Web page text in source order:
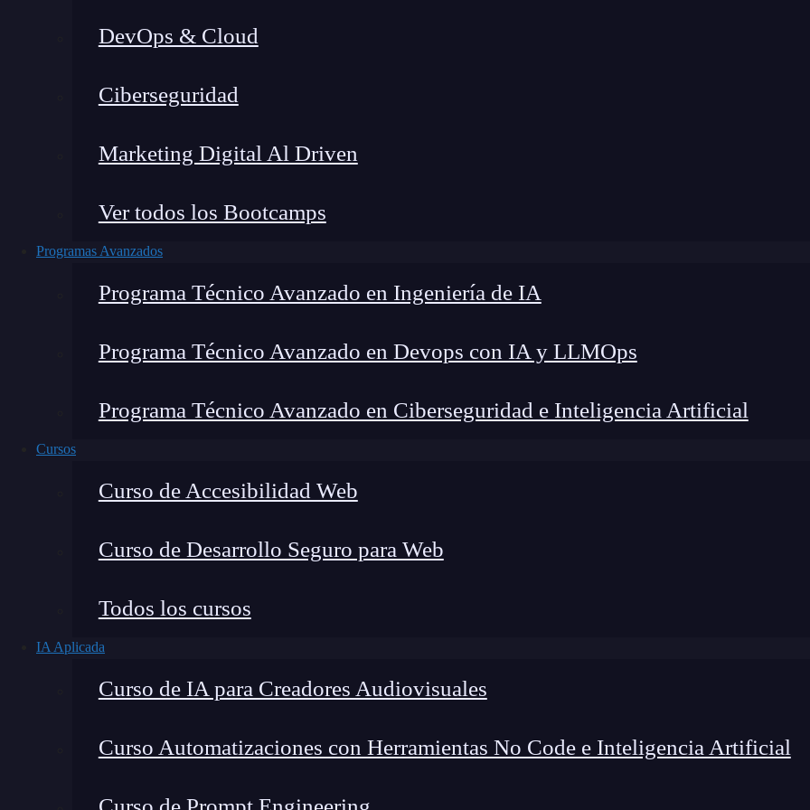
DevOps & Cloud
Ciberseguridad
Marketing Digital Al Driven
Ver todos los Bootcamps
Programas Avanzados
Programa Técnico Avanzado en Ingeniería de IA
Programa Técnico Avanzado en Devops con IA y LLMOps
Programa Técnico Avanzado en Ciberseguridad e Inteligencia Artificial
Cursos
Curso de Accesibilidad Web
Curso de Desarrollo Seguro para Web
Todos los cursos
IA Aplicada
Curso de IA para Creadores Audiovisuales
Curso Automatizaciones con Herramientas No Code e Inteligencia Artificial
Lucia Gómez Salgado
Home
Contribuyo a acercar la realidad del sector tecnológico a nuevos profesionales, combinando conocimiento práctico,